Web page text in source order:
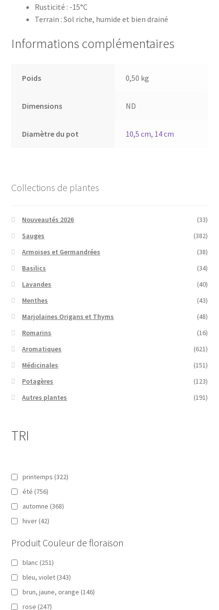
Rusticité : -15°C
Terrain : Sol riche, humide et bien drainé
Informations complémentaires
Poids 0,50 kg
Dimensions ND
Diamètre du pot 10,5 cm, 14 cm
Collections de plantes
Nouveautés 2026
(33)
Sauges
(382)
Armoises et Germandrées
(38)
Basilics
(34)
Lavandes
(40)
Menthes
(43)
Marjolaines Origans et Thyms
(48)
Romarins
(16)
Aromatiques
(621)
Médicinales
(151)
Potagères
(123)
Autres plantes
(191)
TRI
printemps (322)
été (756)
automne (368)
hiver (42)
Produit Couleur de floraison
blanc (251)
bleu, violet (343)
brun, jaune, orange (146)
rose (247)